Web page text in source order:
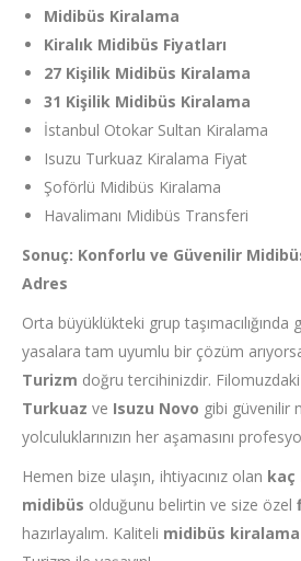
Midibüs Kiralama
Kiralık Midibüs Fiyatları
27 Kişilik Midibüs Kiralama
31 Kişilik Midibüs Kiralama
İstanbul Otokar Sultan Kiralama
Isuzu Turkuaz Kiralama Fiyat
Şoförlü Midibüs Kiralama
Havalimanı Midibüs Transferi
Sonuç: Konforlu ve Güvenilir
Adres
Orta büyüklükteki grup
yasalara tam uyumlu bir çözüm
Turizm doğru tercihinizdir. Filomuzdaki
Turkuaz ve Isuzu Novo gibi güvenilir
yolculuklarınızın her aşamasını
Hemen bize ulaşın, ihtiyacınız olan kaç
midibüs olduğunu belirtin ve size özel
hazırlayalım. Kaliteli midibüs kiralama